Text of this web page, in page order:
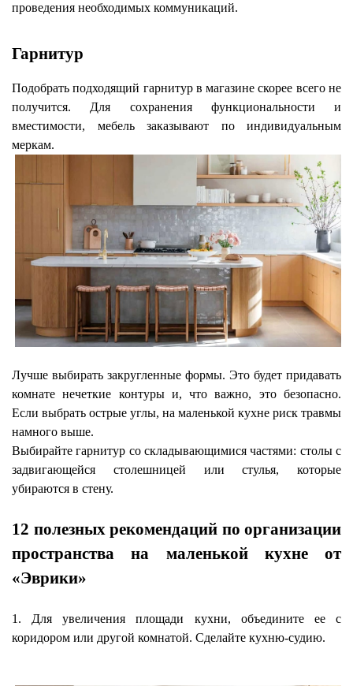
проведения необходимых коммуникаций.
Гарнитур
Подобрать подходящий гарнитур в магазине скорее всего не
получится. Для сохранения функциональности и
вместимости, мебель заказывают по индивидуальным
меркам.
Лучше выбирать закругленные формы. Это будет придавать
комнате нечеткие контуры и, что важно, это безопасно.
Если выбрать острые углы, на маленькой кухне риск травмы
намного выше.
Выбирайте гарнитур со складывающимися частями: столы с
задвигающейся столешницей или стулья, которые
убираются в стену.
12 полезных рекомендаций по организации
пространства на маленькой кухне от
«Эврики»
1. Для увеличения площади кухни, объедините ее с
коридором или другой комнатой. Сделайте кухню-судию.